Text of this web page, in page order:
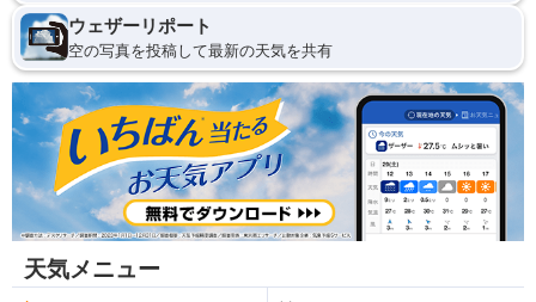
ウェザーリポート
空の写真を投稿して最新の天気を共有
天気メニュー